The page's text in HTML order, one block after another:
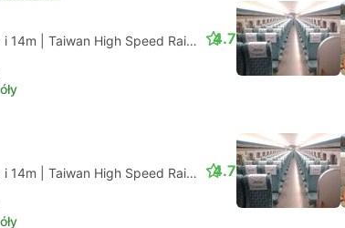
i 14m | Taiwan High Speed Rail | Pociąg #821|Miejsce
4.7
i 14m | Taiwan High Speed Rail | Pociąg #857| Miejsce
4.7